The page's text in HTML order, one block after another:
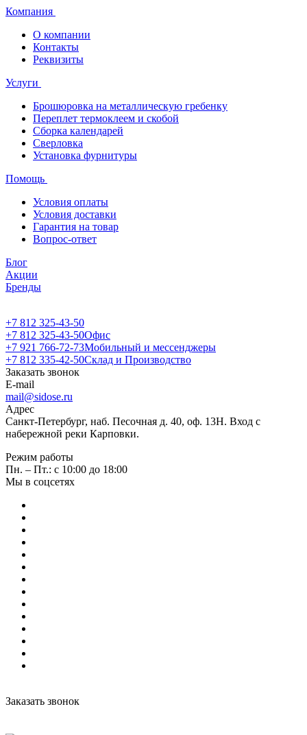
Компания
О компании
Контакты
Реквизиты
Услуги
Брошюровка на металлическую гребенку
Переплет термоклеем и скобой
Сборка календарей
Сверловка
Установка фурнитуры
Помощь
Условия оплаты
Условия доставки
Гарантия на товар
Вопрос-ответ
Блог
Акции
Бренды
+7 812 325-43-50
+7 812 325-43-50Офис
+7 921 766-72-73Мобильный и мессенджеры
+7 812 335-42-50Склад и Производство
Заказать звонок
E-mail
mail@sidose.ru
Адрес
Санкт-Петербург, наб. Песочная д. 40, оф. 13Н. Вход с
набережной реки Карповки.
Режим работы
Пн. – Пт.: с 10:00 до 18:00
Мы в соцсетях
Заказать звонок